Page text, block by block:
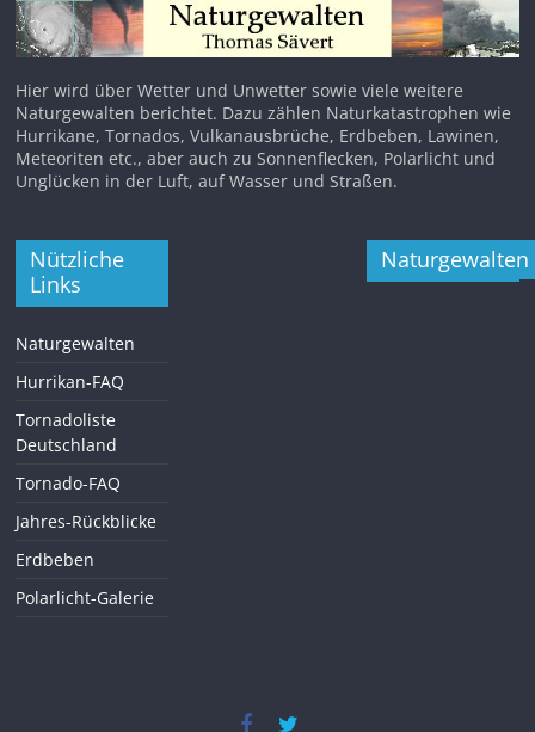
Hier wird über Wetter und Unwetter sowie viele weitere
Naturgewalten berichtet. Dazu zählen Naturkatastrophen wie
Hurrikane, Tornados, Vulkanausbrüche, Erdbeben, Lawinen,
Meteoriten etc., aber auch zu Sonnenflecken, Polarlicht und
Unglücken in der Luft, auf Wasser und Straßen.
Nützliche
Links
Naturgewalten
Hurrikan-FAQ
Tornadoliste
Deutschland
Tornado-FAQ
Jahres-Rückblicke
Erdbeben
Polarlicht-Galerie
Naturgewalten